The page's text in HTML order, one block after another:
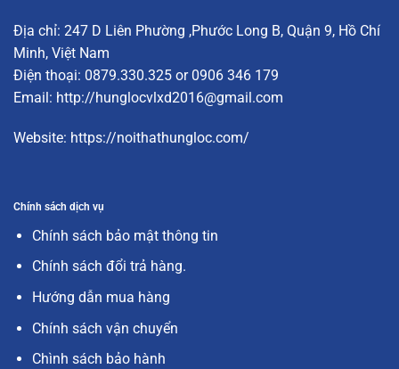
Địa chỉ: 247 D Liên Phường ,Phước Long B, Quận 9, Hồ Chí
Minh, Việt Nam
Điện thoại: 0879.330.325 or 0906 346 179
Email: http://hunglocvlxd2016@gmail.com
Website: https://noithathungloc.com/
Chính sách dịch vụ
Chính sách bảo mật thông tin
Chính sách đổi trả hàng.
Hướng dẫn mua hàng
Chính sách vận chuyển
Chình sách bảo hành